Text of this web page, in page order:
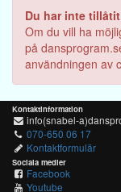
Du har inte
Om du vill ha
på
användningen av
Kontaktinformation
info(snabel-
070-650 06 17
Kontaktformulär
Sociala medier
Facebook
Youtube